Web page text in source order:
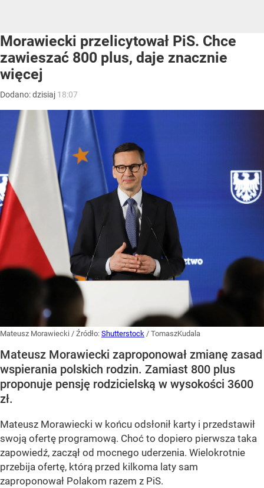
Morawiecki przelicytował PiS. Chce
zawieszać 800 plus, daje znacznie
więcej
Dodano:dzisiaj 18:07
Mateusz Morawiecki / Źródło: Shutterstock / TomaszKudala
Mateusz Morawiecki zaproponował zmianę zasad
wspierania polskich rodzin. Zamiast 800 plus
proponuje pensję rodzicielską w wysokości 3600
zł.
Mateusz Morawiecki w końcu odsłonił karty i przedstawił
swoją ofertę programową. Choć to dopiero pierwsza taka
zapowiedź, zaczął od mocnego uderzenia. Wielokrotnie
przebija ofertę, którą przed kilkoma laty sam
zaproponował Polakom razem z PiS.